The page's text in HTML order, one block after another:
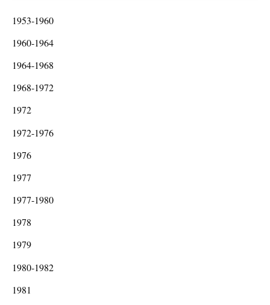
1953-1960
1960-1964
1964-1968
1968-1972
1972
1972-1976
1976
1977
1977-1980
1978
1979
1980-1982
1981